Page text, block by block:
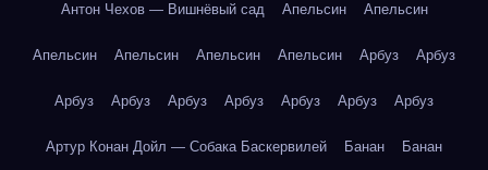
Антон Чехов — Вишнёвый сад Апельсин Апельсин
Апельсин Апельсин Апельсин Апельсин Арбуз Арбуз
Арбуз Арбуз Арбуз Арбуз Арбуз Арбуз Арбуз
Артур Конан Дойл — Собака Баскервилей Банан Банан